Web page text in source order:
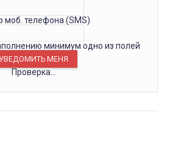
моб. телефона (SMS)
минимум одно из полей
Проверка...